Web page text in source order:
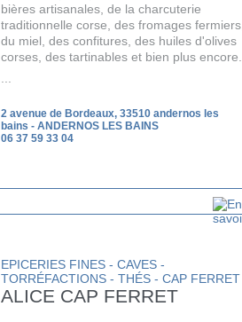
bières artisanales, de la charcuterie
traditionnelle corse, des fromages fermiers,
du miel, des confitures, des huiles d'olives
corses, des tartinables et bien plus encore.
2 avenue de Bordeaux, 33510 andernos les
bains-ANDERNOS LES BAINS
06 37 59 33 04
EPICERIES FINES - CAVES -
TORRÉFACTIONS - THÉS - CAP FERRET
ALICE CAP FERRET